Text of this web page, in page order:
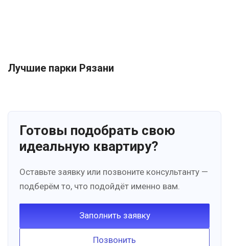
Лучшие парки Рязани
Готовы подобрать свою
идеальную квартиру?
Оставьте заявку или позвоните консультанту —
подберём то, что подойдёт именно вам.
Заполнить заявку
Позвонить